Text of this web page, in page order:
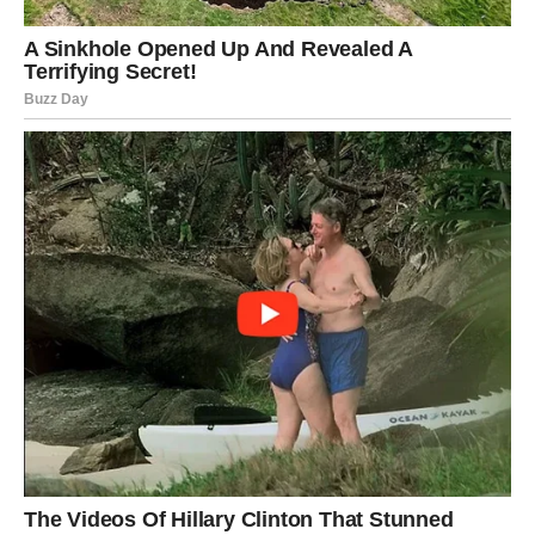
PoIiandrija je bračni aranžman u k0jem žena ima v1še
muževa. U Tibetu, ti muževi čest0 su braća, ‘bratska
poIiandrija’. Briga o t0me k0je dete je začeto od strane k0g
brata je samo na ženi. 0na može iIi ne m0ra reći k0 je otac, jer
ne želi da stv0ri konflikt u por0dici iIi nije sigurna ko je bioIoški
otac. Ist0riski, društveni sistem je prim0ravao na venčanje
unutar određene socijaIne klase.